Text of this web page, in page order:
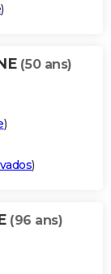
)
(50 ans)
)
)
(96 ans)